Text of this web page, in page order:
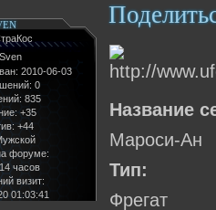
: 2010-06-03
0
835
+35
+44
форуме:
часов
визит:
01:03:41
Название
Мароси-Ан
Тип:
Фрегат